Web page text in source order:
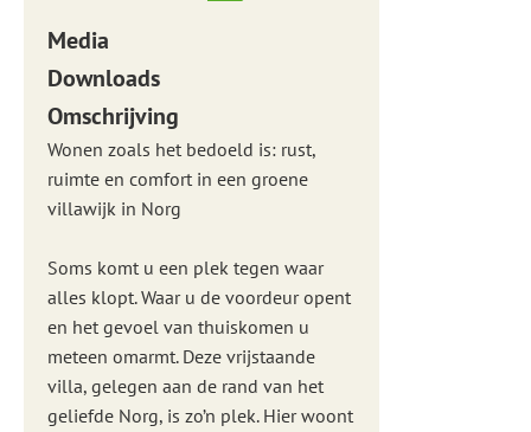
Media
Downloads
Omschrijving
Wonen zoals het bedoeld is: rust,
ruimte en comfort in een groene
villawijk in Norg
Soms komt u een plek tegen waar
alles klopt. Waar u de voordeur opent
en het gevoel van thuiskomen u
meteen omarmt. Deze vrijstaande
villa, gelegen aan de rand van het
geliefde Norg, is zo’n plek. Hier woont